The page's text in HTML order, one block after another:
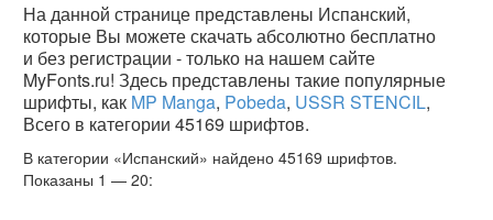
На данной странице представлены Испанский,
которые Вы можете скачать абсолютно бесплатно
и без регистрации - только на нашем сайте
MyFonts.ru! Здесь представлены такие популярные
шрифты, как MP Manga, Pobeda, USSR STENCIL,
Всего в категории 45169 шрифтов.
В категории «Испанский» найдено 45169 шрифтов.
Показаны 1 — 20: